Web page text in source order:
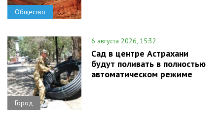
Общество
Город
6 августа 2026, 15:32
Сад в центре Астрахани
будут поливать в полностью
автоматическом режиме